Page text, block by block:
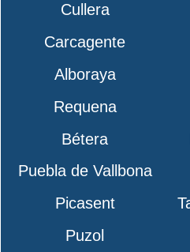
Cullera
Carcagente
Alboraya
Requena
Bétera
Puebla de Vallbona
Picasent
Puzol